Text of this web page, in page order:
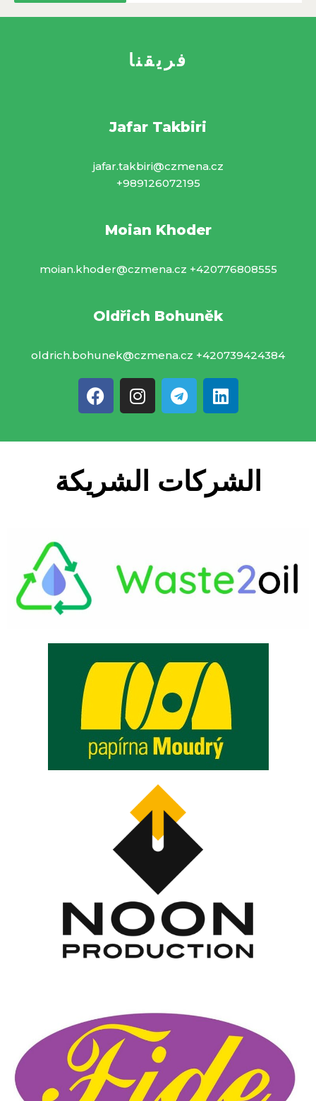
فريقنا
Jafar Takbiri
jafar.takbiri@czmena.cz
+989126072195
Moian Khoder
moian.khoder@czmena.cz +420776808555
Oldřich Bohuněk
oldrich.bohunek@czmena.cz +420739424384
الشركات الشريكة